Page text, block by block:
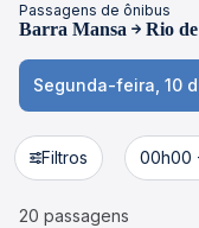
Passagens de ônibus
Barra Mansa Rio
Segunda-feira, 10
Filtros 00h00
20 passagens